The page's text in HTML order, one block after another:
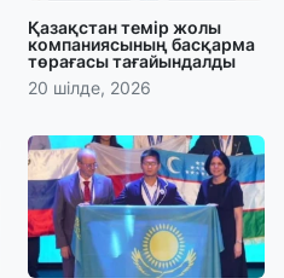
Қазақстан темір жолы
компаниясының басқарма
төрағасы тағайындалды
20 шілде, 2026